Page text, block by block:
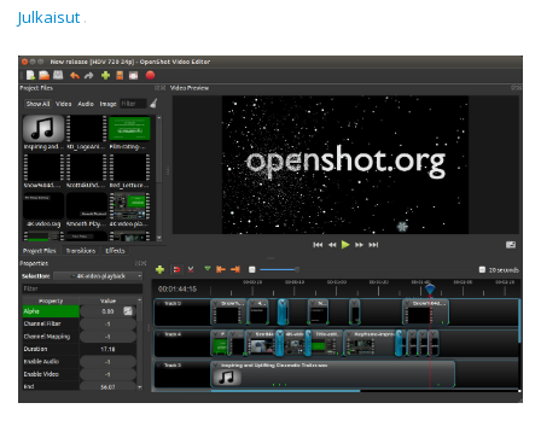
Julkaisut .